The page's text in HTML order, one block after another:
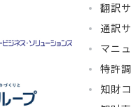
翻訳
通訳
マニ
特許
知財